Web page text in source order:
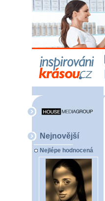
Nejnovější
Nejlépe hodnocená